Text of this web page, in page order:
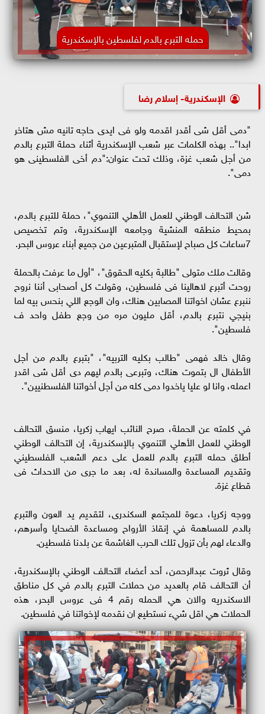
حمله التبرع بالدم لفلسطين بالإسكندرية
الإسكندرية- إسلام رضا
"دمى أقل شى أقدر اقدمه ولو فى ايدى حاجه تانيه مش هتاخر
ابدا".. بهذه الكلمات عبر شعب الإسكندرية أثناء حملة التبرع بالدم
من أجل شعب غزة، وذلك تحت عنوان:"دم أخى الفلسطينى هو
دمى".
شن التحالف الوطني للعمل الأهلي التنموي"، حملة للتبرع بالدم،
بمحيط منطقه المنشية وجامعه الإسكندرية، وتم تخصيص
7ساعات كل صباح لإستقبال المتبرعين من جميع أبناء عروس البحر.
وقالت ملك متولى "طالبة بكليه الحقوق"، "أول ما عرفت بالحملة
روحت أتبرع لاهالينا فى فلسطين، وقولت كل أصحابى أننا نروح
ننبرع عشان اخواتنا المصابين هناك، وان الوجع اللي بنحس بيه لما
بنيجي نتبرع بالدم، أقل مليون مره من وجع طفل واحد ف
فلسطين".
وقال خالد فهمى "طالب بكليه التربيه"، "بتبرع بالدم من أجل
الأطفال ال بتموت هناك، وتبرعى بالدم ليهم دى أقل شى اقدر
اعمله، وانا لو عليا ياخدوا دمى كله من أجل أخواتنا الفلسطنيين".
في كلمته عن الحملة، صرح النائب ايهاب زكريا، منسق التحالف
الوطني للعمل الأهلي التنموي بالإسكندرية، إن التحالف الوطني
أطلق حمله التبرع بالدم للعمل على دعم الشعب الفلسطيني
وتقديم المساعدة والمساندة له، بعد ما جرى من الاحداث فى
قطاع غزة.
ووجه زكريا، دعوة للمجتمع السكندرى، لتقديم يد العون والتبرع
بالدم للمساهمة في إنقاذ الأرواح ومساعدة الضحايا وأسرهم،
والدعاء لهم بأن تزول تلك الحرب الغاشمة عن بلدنا فلسطين.
وقال ثروت عبدالرحمن، أحد أعضاء التحالف الوطني بالإسكندرية،
أن التحالف قام بالعديد من حملات التبرع بالدم في كل مناطق
الاسكندريه والان هي الحمله رقم 4 فى عروس البحر، هذه
الحملات هي اقل شيء نستطيع ان نقدمه لإخواتنا في فلسطين.